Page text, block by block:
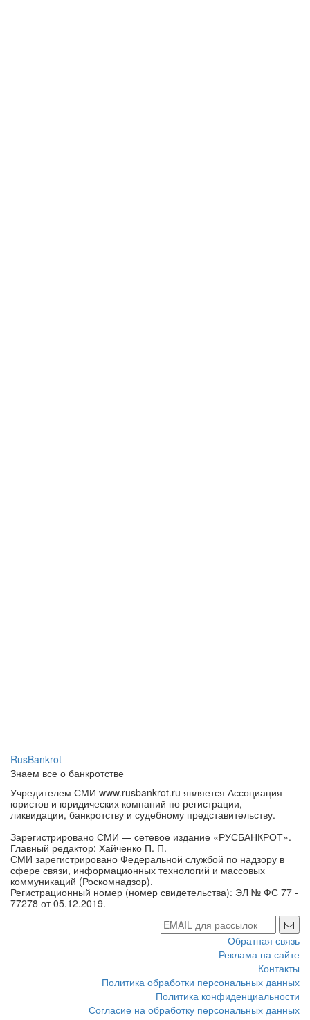
Знаем все о банкротстве
Учредителем СМИ www.rusbankrot.ru является Ассоциация
юристов и юридических компаний по регистрации,
ликвидации, банкротству и судебному представительству.
Зарегистрировано СМИ — сетевое издание «РУСБАНКРОТ».
Главный редактор: Хайченко П. П.
СМИ зарегистрировано Федеральной службой по надзору в
сфере связи, информационных технологий и массовых
коммуникаций (Роскомнадзор).
Регистрационный номер (номер свидетельства): ЭЛ № ФС 77 -
77278 от 05.12.2019.
Обратная связь
Реклама на сайте
Контакты
Политика обработки персональных данных
Политика конфиденциальности
Согласие на обработку персональных данных
Настройки cookie